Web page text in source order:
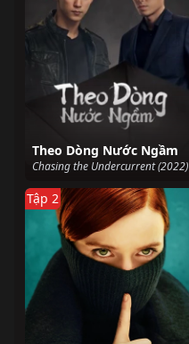
Theo Dòng Nước Ngầm
Chasing the Undercurrent (2022)
Tập 2